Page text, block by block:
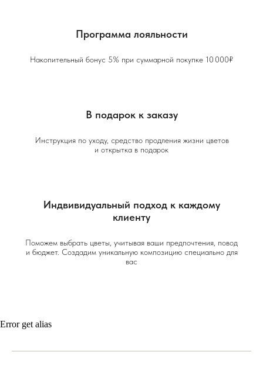
Программа лояльности
Накопительный бонус 5% при суммарной покупке 10 000₽
В подарок к заказу
Инструкция по уходу, средство продления жизни цветов
и открытка в подарок
Индвивидуальный подход к каждому
клиенту
Поможем выбрать цветы, учитывая ваши предпочтения, повод
и бюджет. Создадим уникальную композицию специально для
вас
Error get alias